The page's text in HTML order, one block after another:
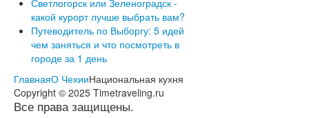
Светлогорск или Зеленоградск -
какой курорт лучше выбрать вам?
Путеводитель по Выборгу: 5 идей
чем заняться и что посмотреть в
городе за 1 день
ГлавнаяО ЧехииНациональная кухня
Copyright © 2025 Timetraveling.ru
Все права защищены.